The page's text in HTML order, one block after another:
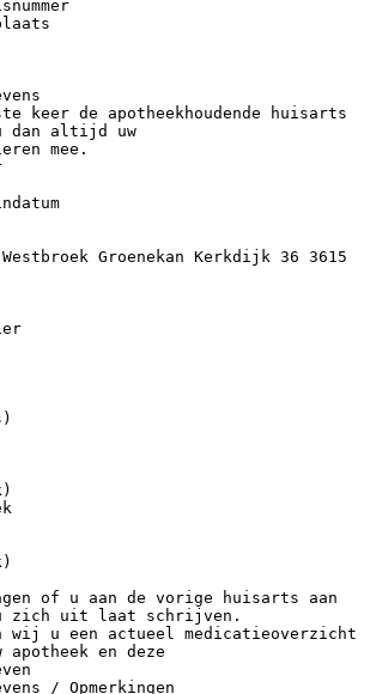
keer de apotheekhoudende huisarts
dan altijd uw
mee.
Groenekan Kerkdijk 36 3615
of u aan de vorige huisarts aan
zich uit laat schrijven.
wij u een actueel medicatieoverzicht
apotheek en deze
/ Opmerkingen